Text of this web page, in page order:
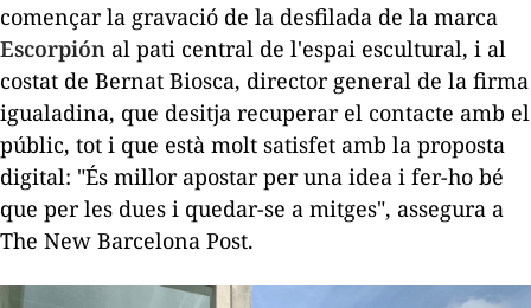
començar la gravació de la desfilada de la marca
Escorpión al pati central de l'espai escultural, i al
costat de Bernat Biosca, director general de la firma
igualadina, que desitja recuperar el contacte amb el
públic, tot i que està molt satisfet amb la proposta
digital: "És millor apostar per una idea i fer-ho bé
que per les dues i quedar-se a mitges", assegura a
The New Barcelona Post.